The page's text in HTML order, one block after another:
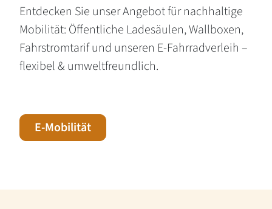
Entdecken Sie unser Angebot für nachhaltige
Mobilität: Öffentliche Ladesäulen, Wallboxen,
Fahrstromtarif und unseren E-Fahrradverleih –
flexibel & umweltfreundlich.
E-Mobilität